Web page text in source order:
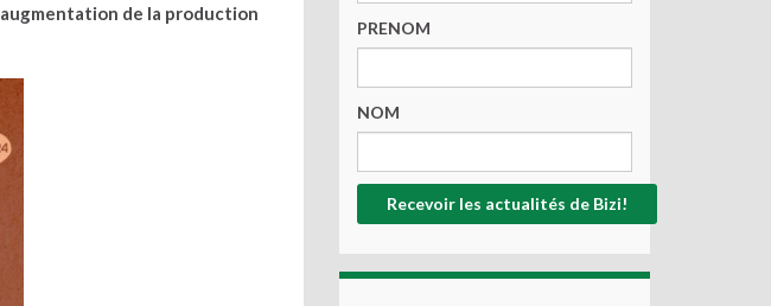
augmentation de la production
PRENOM
NOM